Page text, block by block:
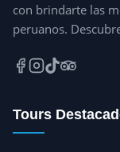
con brindarte las
peruanos.
Tours